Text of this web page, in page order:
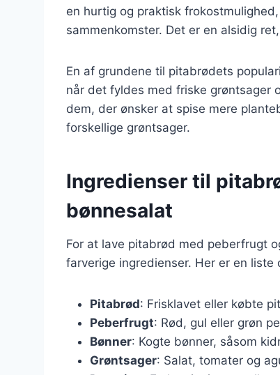
en hurtig og praktisk
sammenkomster. Det er en alsidig
En af grundene til pitabrødets
når det fyldes med friske grøntsager
dem, der ønsker at spise mere
forskellige grøntsager.
Ingredienser til
bønnesalat
For at lave pitabrød med peberfrugt
farverige ingredienser. Her er en
Pitabrød: Frisklavet eller købte
Peberfrugt: Rød, gul eller grøn
Bønner: Kogte bønner, såsom
Grøntsager: Salat, tomater og